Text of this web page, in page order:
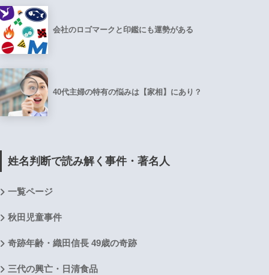
会社のロゴマークと印鑑にも運勢がある
40代主婦の特有の悩みは【家相】にあり？
姓名判断で読み解く事件・著名人
一覧ページ
秋田児童事件
奇跡年齢・織田信長 49歳の奇跡
三代の興亡・日清食品